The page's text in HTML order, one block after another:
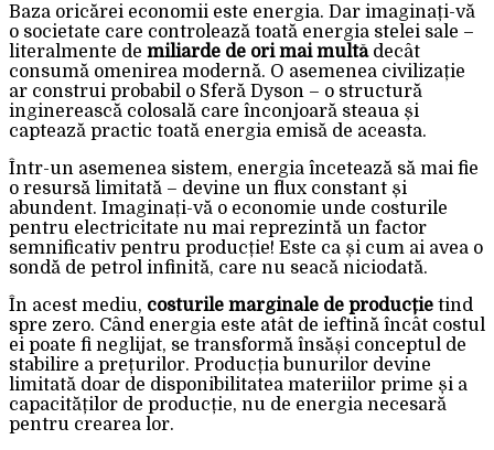
Baza oricărei economii este energia. Dar imaginați-vă
o societate care controlează toată energia stelei sale –
literalmente de miliarde de ori mai multădecât
consumă omenirea modernă. O asemenea civilizație
ar construi probabil o Sferă Dyson – o structură
inginerească colosală care înconjoară steaua și
captează practic toată energia emisă de aceasta.
Într-un asemenea sistem, energia încetează să mai fie
o resursă limitată – devine un flux constant și
abundent. Imaginați-vă o economie unde costurile
pentru electricitate nu mai reprezintă un factor
semnificativ pentru producție! Este ca și cum ai avea o
sondă de petrol infinită, care nu seacă niciodată.
În acest mediu, costurile marginale de producție tind
spre zero. Când energia este atât de ieftină încât costul
ei poate fi neglijat, se transformă însăși conceptul de
stabilire a prețurilor. Producția bunurilor devine
limitată doar de disponibilitatea materiilor prime și a
capacităților de producție, nu de energia necesară
pentru crearea lor.